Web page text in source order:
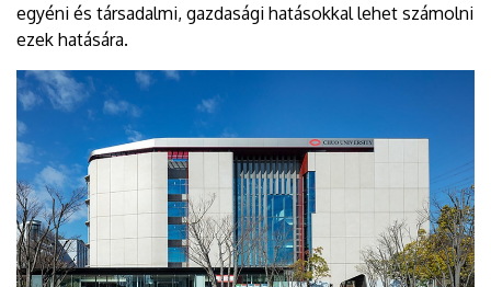
egyéni és társadalmi, gazdasági hatásokkal lehet számolni
ezek hatására.